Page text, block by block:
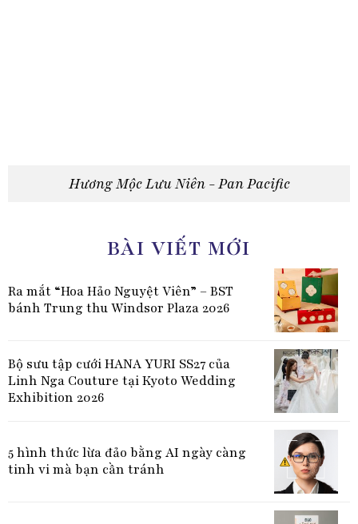
Hương Mộc Lưu Niên - Pan Pacific
BÀI VIẾT MỚI
Ra mắt “Hoa Hảo Nguyệt Viên” – BST
bánh Trung thu Windsor Plaza 2026
Bộ sưu tập cưới HANA YURI SS27 của
Linh Nga Couture tại Kyoto Wedding
Exhibition 2026
5 hình thức lừa đảo bằng AI ngày càng
tinh vi mà bạn cần tránh